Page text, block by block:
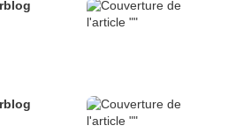
Overblog
Overblog